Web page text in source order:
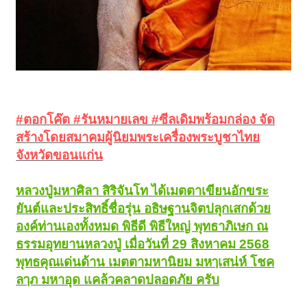
#ตอกโค๊ต #รันหมายเลข #ซีลเดิมพร้อมกล่อง จัด
สร้างโดยสมาคมผู้นิยมพระเครื่องพระบูชาไทย
จังหวัดขอนแก่น
หลวงปู่มหาศิลา สิริจันโท ได้เมตตาเขียนอักขระ
ยันต์และประสิทธิ์ชื่อรุ่น อธิษฐานจิตปลุกเสกด้วย
องค์ท่านเองทั้งหมด พิธีดี พิธีใหญ่ พุทธาภิเษก ณ
ธรรมอุทยานหลวงปู่ เมื่อวันที่ 29 สิงหาคม 2568
พุทธคุณเด่นด้าน เมตตามหานิยม มหๅเสน่ห์ โชค
ลๅภ มหาอุด แคล้วคลาดปลอดภัย ครับ